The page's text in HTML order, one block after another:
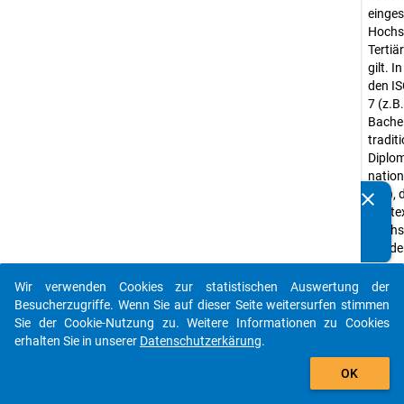
gilt. In
den
7
etc.),
und
clear
auto_stories
add_shopping_cart
Wir verwenden Cookies zur statistischen Auswertung der
Besucherzugriffe. Wenn Sie auf dieser Seite weitersurfen stimmen
Sie der Cookie-Nutzung zu. Weitere Informationen zu Cookies
erhalten Sie in unserer Datenschutzerkärung.
OK